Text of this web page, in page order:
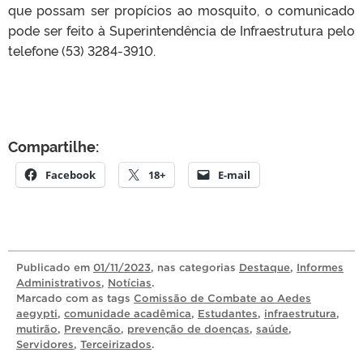
que possam ser propícios ao mosquito, o comunicado
pode ser feito à Superintendência de Infraestrutura pelo
telefone (53) 3284-3910.
Compartilhe:
Facebook 18+ E-mail
Publicado em 01/11/2023, nas categorias Destaque, Informes
Administrativos, Notícias.
Marcado com as tags Comissão de Combate ao Aedes
aegypti, comunidade acadêmica, Estudantes, infraestrutura,
mutirão, Prevenção, prevenção de doenças, saúde,
Servidores, Terceirizados.